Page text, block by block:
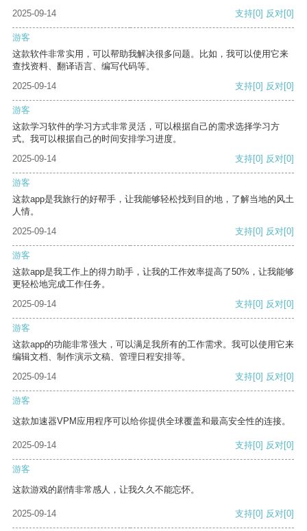
2025-09-14
支持[0] 反对[0]
游客
这款软件非常实用，可以帮助我解决很多问题。比如，我可以使用它来
查找资料、翻译语言、编写代码等。
2025-09-14
支持[0] 反对[0]
游客
这款学习软件的学习方式非常灵活，可以根据自己的需求选择学习方
式。我可以根据自己的时间安排学习进度。
2025-09-14
支持[0] 反对[0]
游客
这款app是我旅行的好帮手，让我能够轻松找到目的地，了解当地的风土
人情。
2025-09-14
支持[0] 反对[0]
游客
这款app是我工作上的得力助手，让我的工作效率提高了50%，让我能够
更轻松地完成工作任务。
2025-09-14
支持[0] 反对[0]
游客
这款app的功能非常强大，可以满足我所有的工作需求。我可以使用它来
编辑文档、制作演示文稿、管理日程安排等。
2025-09-14
支持[0] 反对[0]
游客
这款加速器VPM应用程序可以给你提供全球覆盖和最高安全性的连接。
2025-09-14 支持[0] 反对[0]
游客
这款游戏的剧情非常感人，让我久久不能忘怀。
2025-09-14 支持[0] 反对[0]